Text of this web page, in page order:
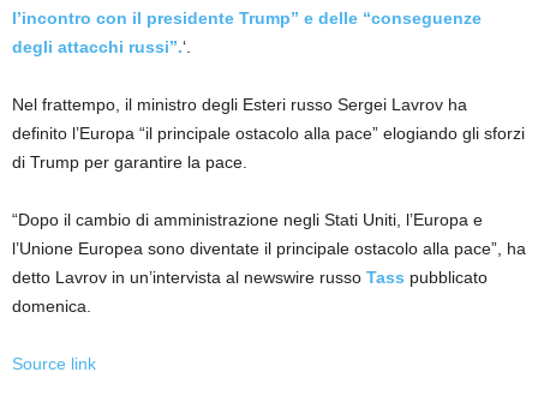
l’incontro con il presidente Trump” e delle “conseguenze
degli attacchi russi”.‘.
Nel frattempo, il ministro degli Esteri russo Sergei Lavrov ha
definito l’Europa “il principale ostacolo alla pace” elogiando gli sforzi
di Trump per garantire la pace.
“Dopo il cambio di amministrazione negli Stati Uniti, l’Europa e
l’Unione Europea sono diventate il principale ostacolo alla pace”, ha
detto Lavrov in un’intervista al newswire russo Tass pubblicato
domenica.
Source link